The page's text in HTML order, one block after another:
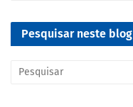
Pesquisar neste blog